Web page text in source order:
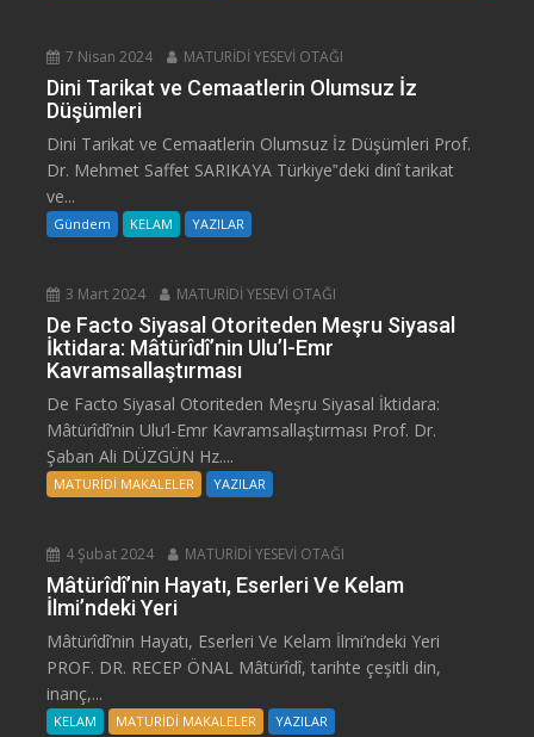
7 Nisan 2024 MATURİDİ YESEVİ OTAĞI
Dini Tarikat ve Cemaatlerin Olumsuz İz
Düşümleri
Dini Tarikat ve Cemaatlerin Olumsuz İz Düşümleri Prof.
Dr. Mehmet Saffet SARIKAYA Türkiye‟deki dinî tarikat
ve...
Gündem KELAM YAZILAR
3 Mart 2024 MATURİDİ YESEVİ OTAĞI
De Facto Siyasal Otoriteden Meşru Siyasal
İktidara: Mâtürîdî’nin Ulu’l-Emr
Kavramsallaştırması
De Facto Siyasal Otoriteden Meşru Siyasal İktidara:
Mâtürîdî’nin Ulu’l-Emr Kavramsallaştırması Prof. Dr.
Şaban Ali DÜZGÜN Hz....
MATURİDİ MAKALELER YAZILAR
4 Şubat 2024 MATURİDİ YESEVİ OTAĞI
Mâtürîdî’nin Hayatı, Eserleri Ve Kelam
İlmi’ndeki Yeri
Mâtürîdî’nin Hayatı, Eserleri Ve Kelam İlmi’ndeki Yeri
PROF. DR. RECEP ÖNAL Mâtürîdî, tarihte çeşitli din,
inanç,...
KELAM MATURİDİ MAKALELER YAZILAR